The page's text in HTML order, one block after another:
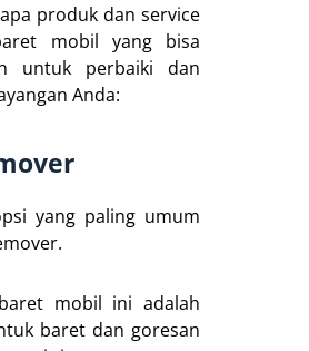
produk dan service
mobil yang bisa
untuk perbaiki dan
Anda:
yang paling umum
mobil ini adalah
baret dan goresan